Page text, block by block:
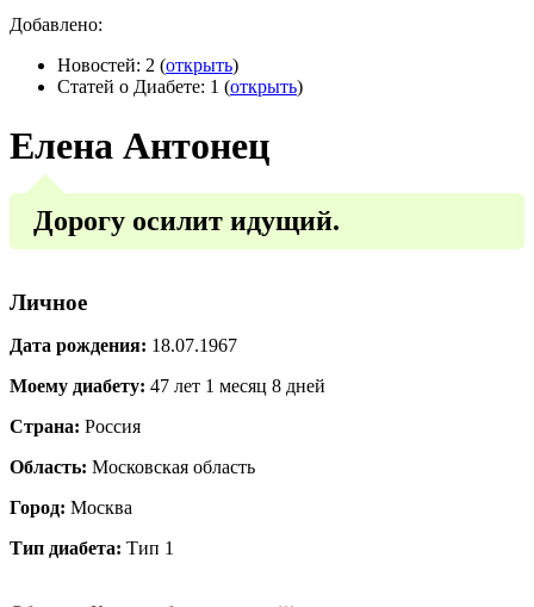
Добавлено:
Новостей: 2 (открыть)
Статей о Диабете: 1 (открыть)
Елена Антонец
Дорогу осилит идущий.
Личное
Дата рождения: 18.07.1967
Моему диабету: 47 лет 1 месяц 8 дней
Страна: Россия
Область: Московская область
Город: Москва
Тип диабета: Тип 1